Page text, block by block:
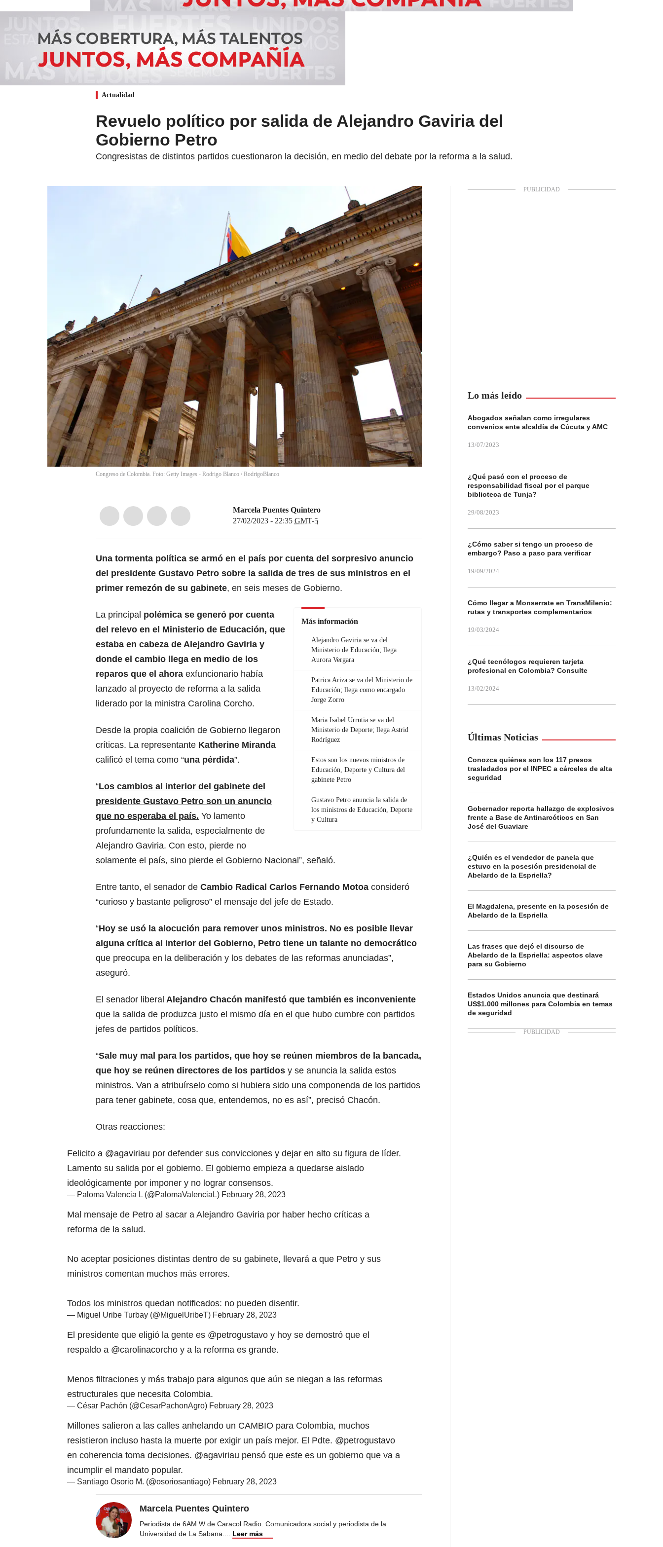
Actualidad
Revuelo político por salida de Alejandro Gaviria del
Gobierno Petro
Congresistas de distintos partidos cuestionaron la decisión, en medio del debate por la reforma a la salud.
Congreso de Colombia. Foto: Getty Images - Rodrigo Blanco / RodrigoBlanco
Marcela Puentes Quintero
27/02/2023 - 22:35 GMT-5
Una tormenta política se armó en el país por cuenta del sorpresivo anuncio
del presidente Gustavo Petro sobre la salida de tres de sus ministros en el
primer remezón de su gabinete, en seis meses de Gobierno.
Más información
Alejandro Gaviria se va del
Ministerio de Educación; llega
Aurora Vergara
Patrica Ariza se va del Ministerio de
Educación; llega como encargado
Jorge Zorro
Maria Isabel Urrutia se va del
Ministerio de Deporte; llega Astrid
Rodríguez
Estos son los nuevos ministros de
Educación, Deporte y Cultura del
gabinete Petro
Gustavo Petro anuncia la salida de
los ministros de Educación, Deporte
y Cultura
La principal polémica se generó por cuenta
del relevo en el Ministerio de Educación, que
estaba en cabeza de Alejandro Gaviria y
donde el cambio llega en medio de los
reparos que el ahora exfuncionario había
lanzado al proyecto de reforma a la salida
liderado por la ministra Carolina Corcho.
Desde la propia coalición de Gobierno llegaron
críticas. La representante Katherine Miranda
calificó el tema como “una pérdida”.
“Los cambios al interior del gabinete del
presidente Gustavo Petro son un anuncio
que no esperaba el país. Yo lamento
profundamente la salida, especialmente de
Alejandro Gaviria. Con esto, pierde no
solamente el país, sino pierde el Gobierno Nacional”, señaló.
Entre tanto, el senador de Cambio Radical Carlos Fernando Motoa consideró
“curioso y bastante peligroso” el mensaje del jefe de Estado.
“Hoy se usó la alocución para remover unos ministros. No es posible llevar
alguna crítica al interior del Gobierno, Petro tiene un talante no democrático
que preocupa en la deliberación y los debates de las reformas anunciadas”,
aseguró.
El senador liberal Alejandro Chacón manifestó que también es inconveniente
que la salida de produzca justo el mismo día en el que hubo cumbre con partidos
jefes de partidos políticos.
“Sale muy mal para los partidos, que hoy se reúnen miembros de la bancada,
que hoy se reúnen directores de los partidos y se anuncia la salida estos
ministros. Van a atribuírselo como si hubiera sido una componenda de los partidos
para tener gabinete, cosa que, entendemos, no es así”, precisó Chacón.
Otras reacciones:
Felicito a @agaviriau por defender sus convicciones y dejar en alto su figura de líder.
Lamento su salida por el gobierno. El gobierno empieza a quedarse aislado
ideológicamente por imponer y no lograr consensos.
— Paloma Valencia L (@PalomaValenciaL) February 28, 2023
Mal mensaje de Petro al sacar a Alejandro Gaviria por haber hecho críticas a
reforma de la salud.
No aceptar posiciones distintas dentro de su gabinete, llevará a que Petro y sus
ministros comentan muchos más errores.
Todos los ministros quedan notificados: no pueden disentir.
— Miguel Uribe Turbay (@MiguelUribeT) February 28, 2023
El presidente que eligió la gente es @petrogustavo y hoy se demostró que el
respaldo a @carolinacorcho y a la reforma es grande.
Menos filtraciones y más trabajo para algunos que aún se niegan a las reformas
estructurales que necesita Colombia.
— César Pachón (@CesarPachonAgro) February 28, 2023
Millones salieron a las calles anhelando un CAMBIO para Colombia, muchos
resistieron incluso hasta la muerte por exigir un país mejor. El Pdte. @petrogustavo
en coherencia toma decisiones. @agaviriau pensó que este es un gobierno que va a
incumplir el mandato popular.
— Santiago Osorio M. (@osoriosantiago) February 28, 2023
Marcela Puentes Quintero
Periodista de 6AM W de Caracol Radio. Comunicadora social y periodista de la
Universidad de La Sabana.... Leer más
Lo más leído
Abogados señalan como irregulares
convenios ente alcaldía de Cúcuta y AMC
13/07/2023
¿Qué pasó con el proceso de
responsabilidad fiscal por el parque
biblioteca de Tunja?
29/08/2023
¿Cómo saber si tengo un proceso de
embargo? Paso a paso para verificar
19/09/2024
Cómo llegar a Monserrate en TransMilenio:
rutas y transportes complementarios
19/03/2024
¿Qué tecnólogos requieren tarjeta
profesional en Colombia? Consulte
13/02/2024
Últimas Noticias
Conozca quiénes son los 117 presos
trasladados por el INPEC a cárceles de alta
seguridad
Gobernador reporta hallazgo de explosivos
frente a Base de Antinarcóticos en San
José del Guaviare
¿Quién es el vendedor de panela que
estuvo en la posesión presidencial de
Abelardo de la Espriella?
El Magdalena, presente en la posesión de
Abelardo de la Espriella
Las frases que dejó el discurso de
Abelardo de la Espriella: aspectos clave
para su Gobierno
Estados Unidos anuncia que destinará
US$1.000 millones para Colombia en temas
de seguridad